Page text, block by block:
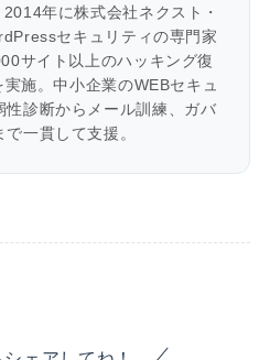
年に株式会社ネクスト・
セキュリティの専門家
サイト以上のハッキング復
実施。中小企業のWEBセキュ
性診断からメール訓練、ガバ
一貫して支援。